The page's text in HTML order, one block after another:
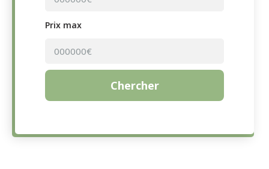
Prix max
Chercher